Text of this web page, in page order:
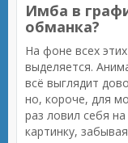
Имба в
обманка?
На фоне всех
выделяется.
всё выглядит
но, короче, для
раз ловил себя
картинку,